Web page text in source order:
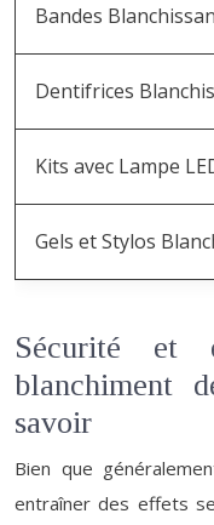
Bandes
Dentifrices
Kits avec Lampe
Gels et Stylos
Sécurité et
blanchiment
savoir
Bien que
entraîner des effets